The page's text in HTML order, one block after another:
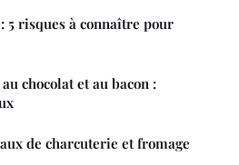
5 risques à connaître pour
chocolat et au bacon :
de charcuterie et fromage